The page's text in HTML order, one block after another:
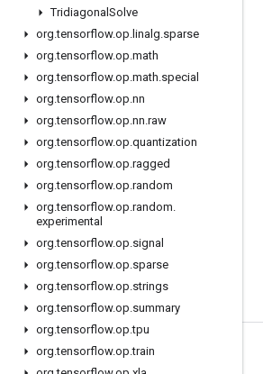
Tridiagonal Solve
org.tensorflow.op. linalg.sparse
org.tensorflow.op.math
org.tensorflow.op.math.special
org.tensorflow.op.nn
org.tensorflow.op.nn.raw
org.tensorflow.op.quantization
org.tensorflow.op.ragged
org.tensorflow.op.random
org.tensorflow.op.random.
experimental
org.tensorflow.op.signal
org.tensorflow.op.sparse
org.tensorflow.op.strings
org.tensorflow.op.summary
org.tensorflow.op.tpu
org.tensorflow.op.train
Permanecer conectado